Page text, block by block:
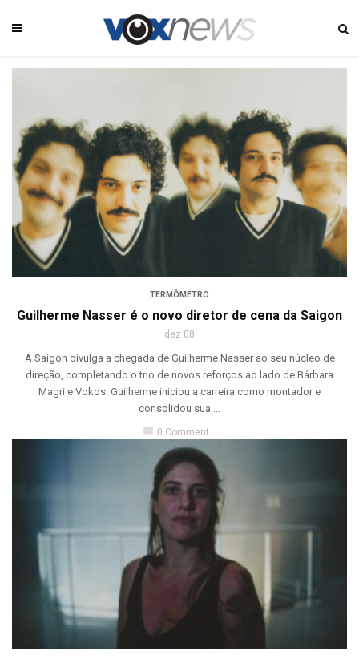
TERMÔMETRO
Guilherme Nasser é o novo diretor de cena da Saigon
dez 08
A Saigon divulga a chegada de Guilherme Nasser ao seu núcleo de
direção, completando o trio de novos reforços ao lado de Bárbara
Magri e Vokos. Guilherme iniciou a carreira como montador e
consolidou sua ...
chat_bubble 0 Comment